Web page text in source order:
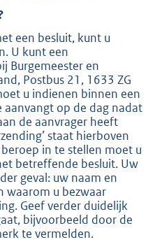
een besluit, kunt u
U kunt een
Burgemeester en
Postbus 21, 1633 ZG
u indienen binnen een
aanvangt op de dag nadat
de aanvrager heeft
staat hierboven
in te stellen moet u
betreffende besluit. Uw
geval: uw naam en
waarom u bezwaar
Geef verder duidelijk
bijvoorbeeld door de
te vermelden.